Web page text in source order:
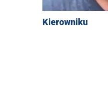
Kierowniku